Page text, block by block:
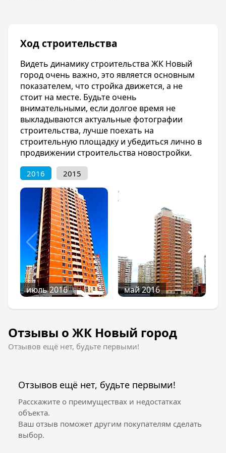
Вся территория жилого комплекса
благоустроена зелеными насаждениями,
клумбами, газонами. Во дворах расположены
современные, удобные детские и спортивные
площадки. На нижних этажах домов
расположены коммерческие помещения, что
позволит жильцам комплекса получать
разнообразные услуги в шаговой доступности
от дома.
Отделка квартир
Квартиры сдаются в предчистовой отделке.
Ход строительства
Видеть динамику строительства ЖК Новый
город очень важно, это является основным
показателем, что стройка движется, а не
стоит на месте. Будьте очень
внимательными, если долгое время не
выкладываются актуальные фотографии
строительства, лучше поехать на
строительную площадку и убедиться лично в
продвижении строительства новостройки.
2016 2015
июль 2016 май 2016
Отзывы о ЖК Новый город
Отзывов ещё нет, будьте первыми!
Отзывов ещё нет, будьте первыми!
Расскажите о преимуществах и недостатках
объекта.
Ваш отзыв поможет другим покупателям сделать
выбор.